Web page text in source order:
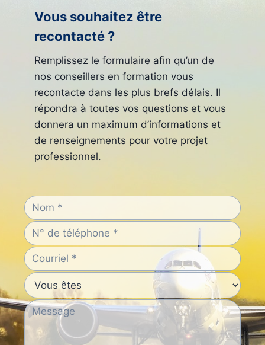
Vous souhaitez être
recontacté ?
Remplissez le formulaire afin qu’un de
nos conseillers en formation vous
recontacte dans les plus brefs délais. Il
répondra à toutes vos questions et vous
donnera un maximum d’informations et
de renseignements pour votre projet
professionnel.